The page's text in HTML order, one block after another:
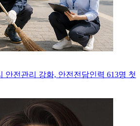
안전관리 강화, 안전전담인력 613명 첫